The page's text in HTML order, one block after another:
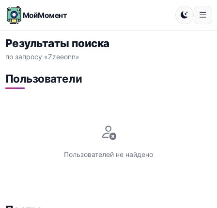
МойМомент
Результаты поиска
по запросу «Zzeeonn»
Пользователи
Пользователей не найдено